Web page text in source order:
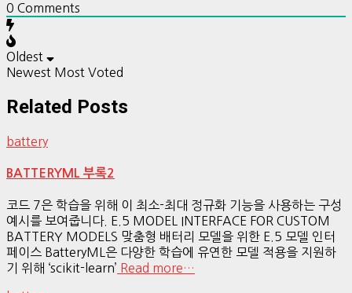
0 Comments
Oldest
Newest Most Voted
Related Posts
battery
BATTERYML 부록2
코드 7은 학습을 위해 이 최소-최대 정규화 기능을 사용하는 구성
예시를 보여줍니다. E.5 MODEL INTERFACE FOR CUSTOM
BATTERY MODELS 맞춤형 배터리 모델을 위한 E.5 모델 인터
페이스 BatteryML은 다양한 학습에 유연한 모델 적용을 지원하
기 위해 ‘scikit-learn’ Read more…